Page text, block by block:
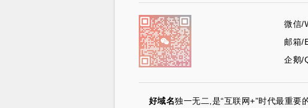
微信/
邮箱/
企鹅/
好域名独一无二,是“互联网+”时代最重要